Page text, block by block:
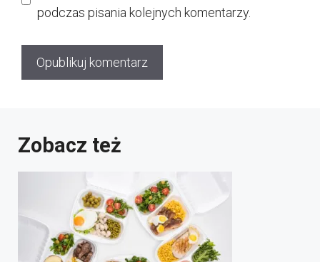
podczas pisania kolejnych komentarzy.
Zobacz też